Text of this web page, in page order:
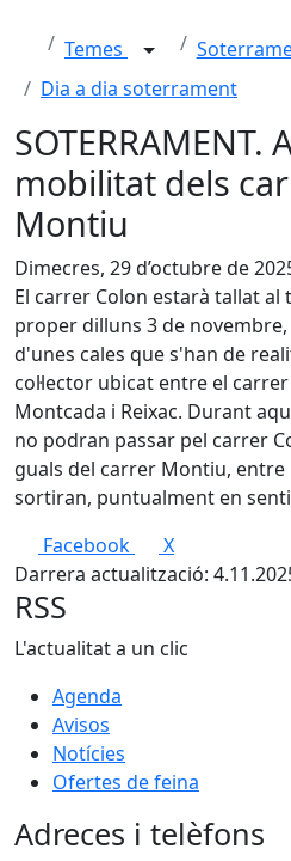
Temes
Dia a dia soterrament
SOTERRAMENT.
mobilitat dels
Montiu
Dimecres, 29 d’octubre de
El carrer Colon estarà tallat al
proper dilluns 3 de novembre,
d'unes cales que s'han de
col·lector ubicat entre el
Montcada i Reixac. Durant
no podran passar pel carrer
guals del carrer Montiu, entre
sortiran, puntualment en
Facebook
X
Darrera actualització:
RSS
L'actualitat a un clic
Agenda
Avisos
Notícies
Ofertes de feina
Adreces i telèfons